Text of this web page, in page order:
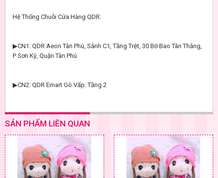
Hệ Thống Chuỗi Cửa Hàng QDR:
▶CN1: QDR Aeon Tân Phú, Sảnh C1, Tầng Trệt, 30 Bờ Bao Tân Thắng,
P Sơn Kỳ, Quận Tân Phú
▶CN2: QDR Emart Gò Vấp: Tầng 2
SẢN PHẨM LIÊN QUAN